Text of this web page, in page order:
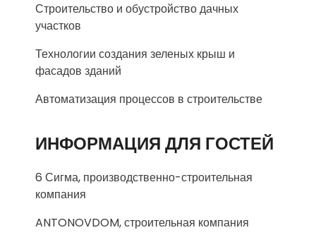
Строительство и обустройство дачных
участков
Технологии создания зеленых крыш и
фасадов зданий
Автоматизация процессов в строительстве
ИНФОРМАЦИЯ ДЛЯ ГОСТЕЙ
6 Сигма, производственно-строительная
компания
ANTONOVDOM, строительная компания